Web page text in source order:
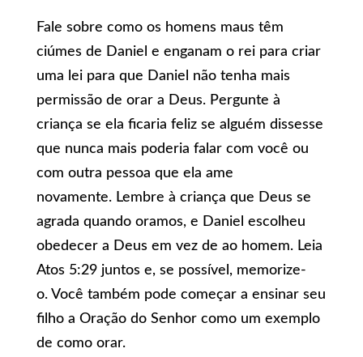
Fale sobre como os homens maus têm
ciúmes de Daniel e enganam o rei para criar
uma lei para que Daniel não tenha mais
permissão de orar a Deus. Pergunte à
criança se ela ficaria feliz se alguém dissesse
que nunca mais poderia falar com você ou
com outra pessoa que ela ame
novamente. Lembre à criança que Deus se
agrada quando oramos, e Daniel escolheu
obedecer a Deus em vez de ao homem. Leia
Atos 5:29 juntos e, se possível, memorize-
o. Você também pode começar a ensinar seu
filho a Oração do Senhor como um exemplo
de como orar.